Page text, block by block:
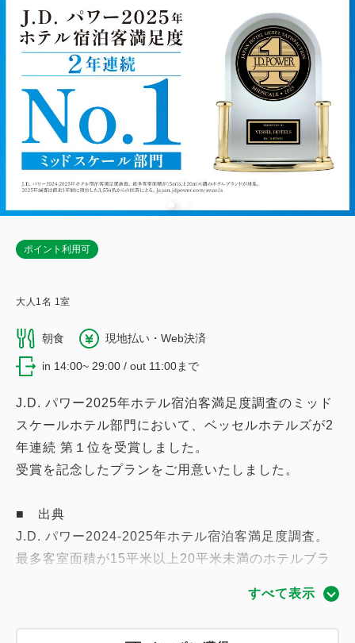
ポイント利用可
大人 1 名 1 室
朝食 現地払い・Web決済
in 14:00~ 29:00 / out 11:00まで
J.D. パワー2025年ホテル宿泊客満足度調査のミッド
スケールホテル部門において、ベッセルホテルズが2
年連続 第１位を受賞しました。
受賞を記念したプランをご用意いたしました。
■ 出典
J.D. パワー2024-2025年ホテル宿泊客満足度調査。
最多客室面積が15平米以上20平米未満のホテルブラ
2025年調査は直近1年間に宿泊した3,556名からの回
すべて表示